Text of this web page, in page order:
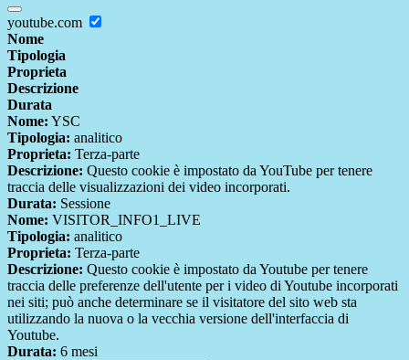
youtube.com
Nome
Tipologia
Proprieta
Descrizione
Durata
Nome: YSC
Tipologia: analitico
Proprieta: Terza-parte
Descrizione: Questo cookie è impostato da YouTube per tenere
traccia delle visualizzazioni dei video incorporati.
Durata: Sessione
Nome: VISITOR_INFO1_LIVE
Tipologia: analitico
Proprieta: Terza-parte
Descrizione: Questo cookie è impostato da Youtube per tenere
traccia delle preferenze dell'utente per i video di Youtube incorporati
nei siti; può anche determinare se il visitatore del sito web sta
utilizzando la nuova o la vecchia versione dell'interfaccia di
Youtube.
Durata: 6 mesi